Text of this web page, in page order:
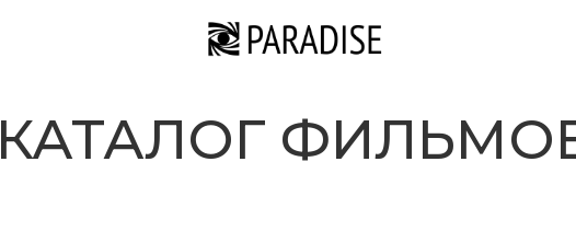
КАТАЛОГ